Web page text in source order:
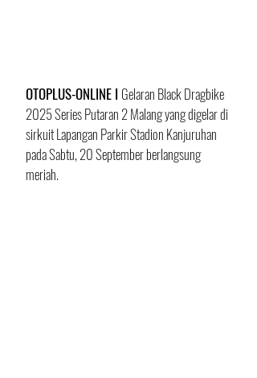
OTOPLUS-ONLINE I Gelaran Black Dragbike
2025 Series Putaran 2 Malang yang digelar di
sirkuit Lapangan Parkir Stadion Kanjuruhan
pada Sabtu, 20 September berlangsung
meriah.